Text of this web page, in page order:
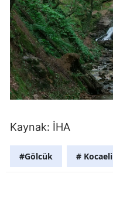
Kaynak: İHA
#Gölcük # Kocaeli